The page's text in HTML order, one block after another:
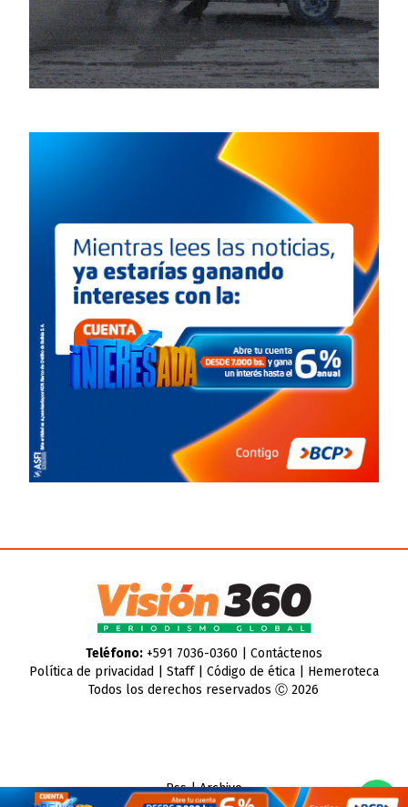
Teléfono:+591 7036-0360 | Contáctenos
Política de privacidad
Staff| Código de ética| Hemeroteca
Todos los derechos reservados Ⓒ 2026
Rss|Archivo